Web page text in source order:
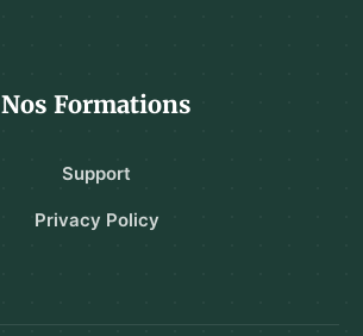
Nos Formations
Support
Privacy Policy